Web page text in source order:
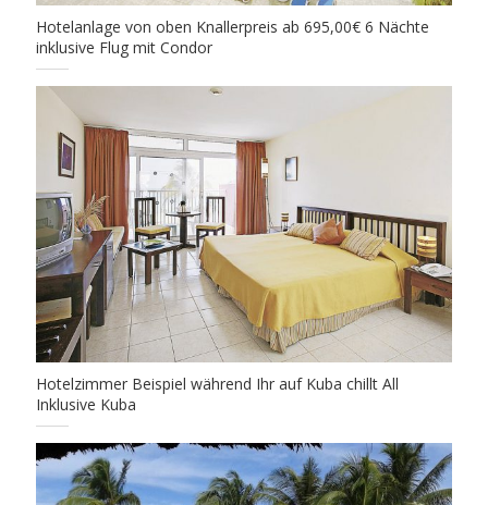
Hotelanlage von oben Knallerpreis ab 695,00€ 6 Nächte
inklusive Flug mit Condor
Hotelzimmer Beispiel während Ihr auf Kuba chillt All
Inklusive Kuba